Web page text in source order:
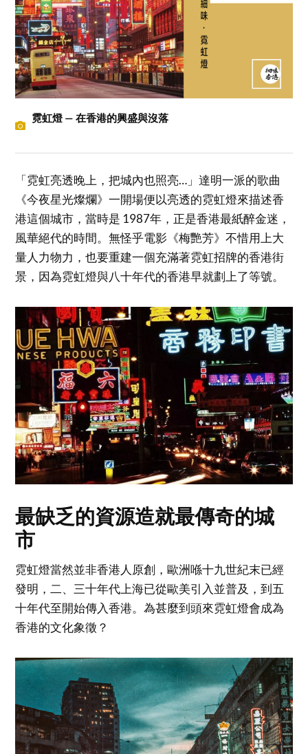
霓虹燈 — 在香港的興盛與沒落
「霓虹亮透晚上，把城內也照亮…」達明一派的歌曲
《今夜星光燦爛》一開場便以亮透的霓虹燈來描述香
港這個城市，當時是 1987年，正是香港最紙醉金迷，
風華絕代的時間。無怪乎電影《梅艷芳》不惜用上大
量人力物力，也要重建一個充滿著霓虹招牌的香港街
景，因為霓虹燈與八十年代的香港早就劃上了等號。
最缺乏的資源造就最傳奇的城
市
霓虹燈當然並非香港人原創，歐洲喺十九世紀末已經
發明，二、三十年代上海已從歐美引入並普及，到五
十年代至開始傳入香港。為甚麼到頭來霓虹燈會成為
香港的文化象徵？